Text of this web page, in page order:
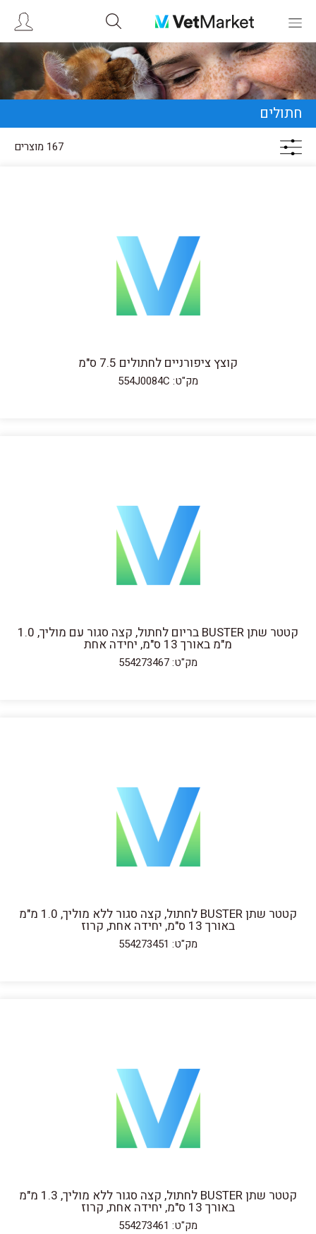
חתולים
167 מוצרים
קוצץ ציפורניים לחתולים 7.5 ס"מ
מק"ט: 554J0084C
קטטר שתן BUSTER בריום לחתול, קצה סגור עם מוליך, 1.0
מ"מ באורך 13 ס"מ, יחידה אחת
מק"ט: 554273467
קטטר שתן BUSTER לחתול, קצה סגור ללא מוליך, 1.0 מ"מ
באורך 13 ס"מ, יחידה אחת, קרוז
מק"ט: 554273451
קטטר שתן BUSTER לחתול, קצה סגור ללא מוליך, 1.3 מ"מ
באורך 13 ס"מ, יחידה אחת, קרוז
מק"ט: 554273461